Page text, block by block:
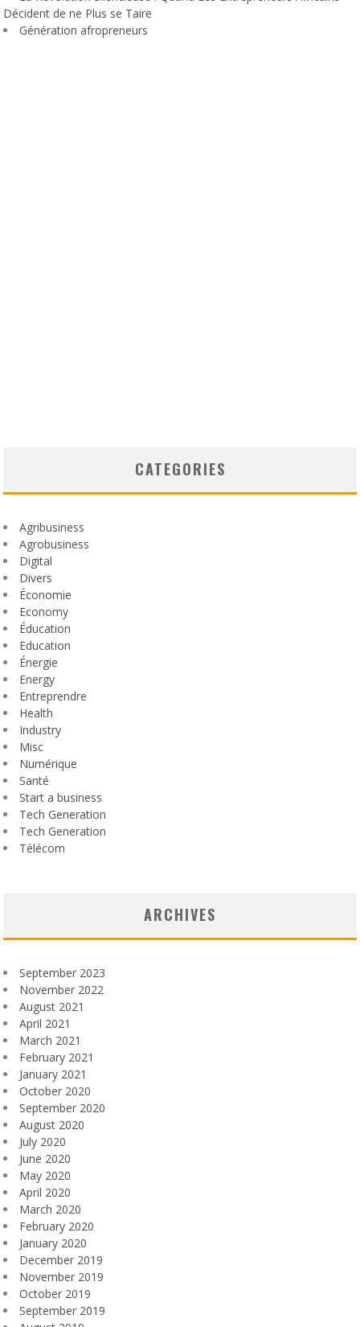
Décident de ne Plus se Taire
Génération afropreneurs
CATEGORIES
Agribusiness
Agrobusiness
Digital
Divers
Économie
Economy
Éducation
Education
Énergie
Energy
Entreprendre
Health
Industry
Misc
Numérique
Santé
Start a business
Tech Generation
Tech Generation
Télécom
ARCHIVES
September 2023
November 2022
August 2021
April 2021
March 2021
February 2021
January 2021
October 2020
September 2020
August 2020
July 2020
June 2020
May 2020
April 2020
March 2020
February 2020
January 2020
December 2019
November 2019
October 2019
September 2019